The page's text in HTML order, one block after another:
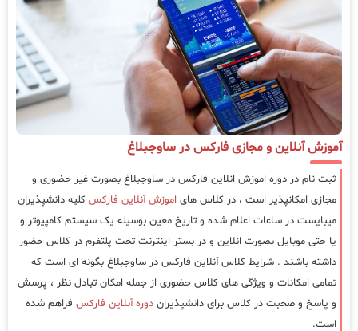
آموزش آنلاین و مجازی فارکس در ساوجبلاغ
ثبت نام در دوره اموزش انلاین فارکس در ساوجبلاغ بصورت غیر حضوری و
مجازی امکانپذیر است ، در کلاس های اموزش آنلاین فارکس کلیه دانشپذیران
میبایست در ساعات اعلام شده و تاریخ معین بوسیله یک سیستم کامپیوتر و
یا حتی موبایل بصورت انلاین و در بستر اینترنت تحت پلتفرم در کلاس حضور
داشته باشند . شرایط کلاس آنلاین فارکس در ساوجبلاغ بگونه ای است که
تمامی امکانات و ویژگی های کلاس حضوری از جمله امکان تبادل نظر ، پرسش
و پاسخ و صحبت در کلاس برای دانشپذیران دوره آنلاین فارکس فراهم شده
است.